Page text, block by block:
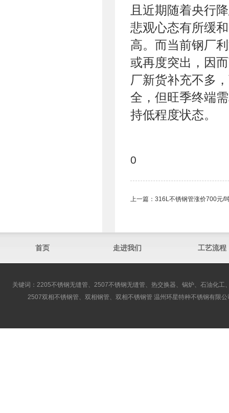
且近期随着央行
悲观心态有所缓
高。而当前钢厂
或再度突出，因
厂新货补充不多
全，但旺季终端
持低程度状态。
0
上一篇： 316L不锈钢管涨价700元/
首页 走进我们 工艺流程
关键词：2205不锈钢无缝管、2507不锈钢无缝管、热交换器、锅炉、石油化
2507双相不锈钢管、双相钢管、双相不锈钢管 温州环星特种不锈钢有限